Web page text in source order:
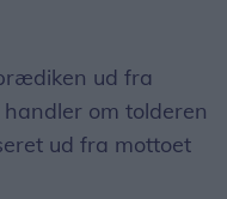
ud fra
om tolderen
ud fra mottoet